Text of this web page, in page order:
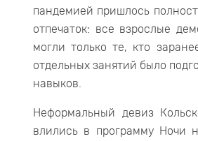
пандемией пришлось
отпечаток: все взрослые
могли только те, кто
отдельных занятий было
навыков.
Неформальный девиз
влились в программу Ночи